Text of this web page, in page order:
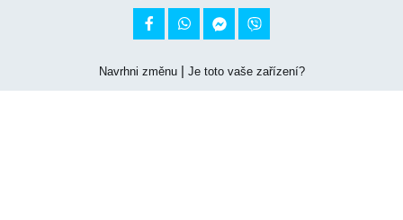
 
Navrhni změnu| Je toto vaše zařízení?